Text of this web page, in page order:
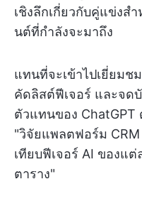
เชิงลึกเกี่ยวกับคู่แข่งส
นต์ที่กำลังจะมาถึง
แทนที่จะเข้าไปเยี่ยมช
คัดลิสต์ฟีเจอร์ และจด
ตัวแทนของ ChatGPT
"วิจัยแพลตฟอร์ม
เทียบฟีเจอร์ AI ของแ
ตาราง"